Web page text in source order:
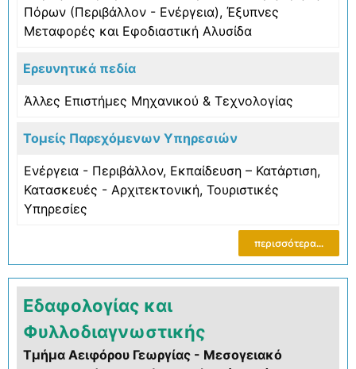
Πόρων (Περιβάλλον - Ενέργεια), Έξυπνες
Μεταφορές και Εφοδιαστική Αλυσίδα
Ερευνητικά πεδία
Άλλες Επιστήμες Μηχανικού & Τεχνολογίας
Τομείς Παρεχόμενων Υπηρεσιών
Ενέργεια - Περιβάλλον, Εκπαίδευση – Κατάρτιση,
Κατασκευές - Αρχιτεκτονική, Τουριστικές
Υπηρεσίες
περισσότερα...
Εδαφολογίας και
Φυλλοδιαγνωστικής
Τμήμα Αειφόρου Γεωργίας - Μεσογειακό